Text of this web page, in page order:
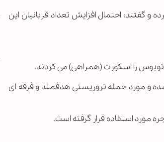
و گفتند: احتمال افزایش تعداد قربانیان این
را اسکورت (همراهی) می کردند.
شده و مورد حمله تروریستی هدفمند و فرقه ای